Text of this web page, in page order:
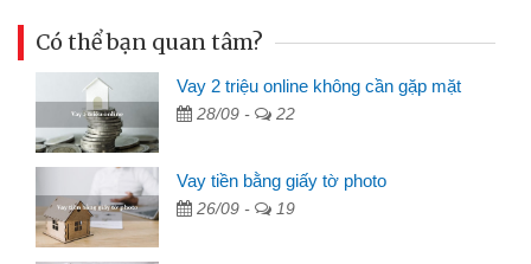
Có thể bạn quan tâm?
Vay 2 triệu online không cần gặp mặt
28/09 - 22
Vay tiền bằng giấy tờ photo
26/09 - 19